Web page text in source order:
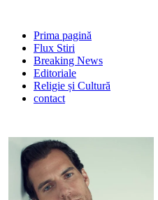
Prima pagină
Flux Stiri
Breaking News
Editoriale
Religie și Cultură
contact